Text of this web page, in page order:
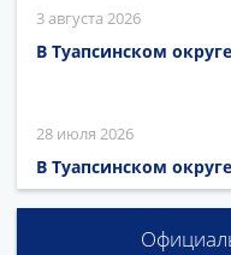
3 августа 2026
В Туапсинском
28 июля 2026
В Туапсинском